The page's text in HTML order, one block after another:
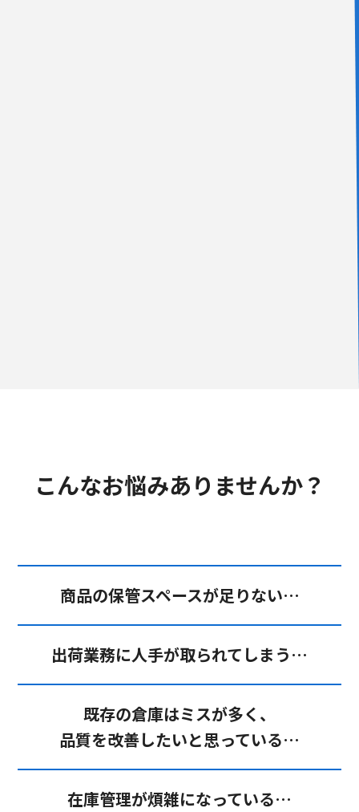
こんなお悩みありませんか？
商品の保管スペースが足りない…
出荷業務に人手が取られてしまう…
既存の倉庫はミスが多く、
品質を改善したいと思っている…
在庫管理が煩雑になっている…